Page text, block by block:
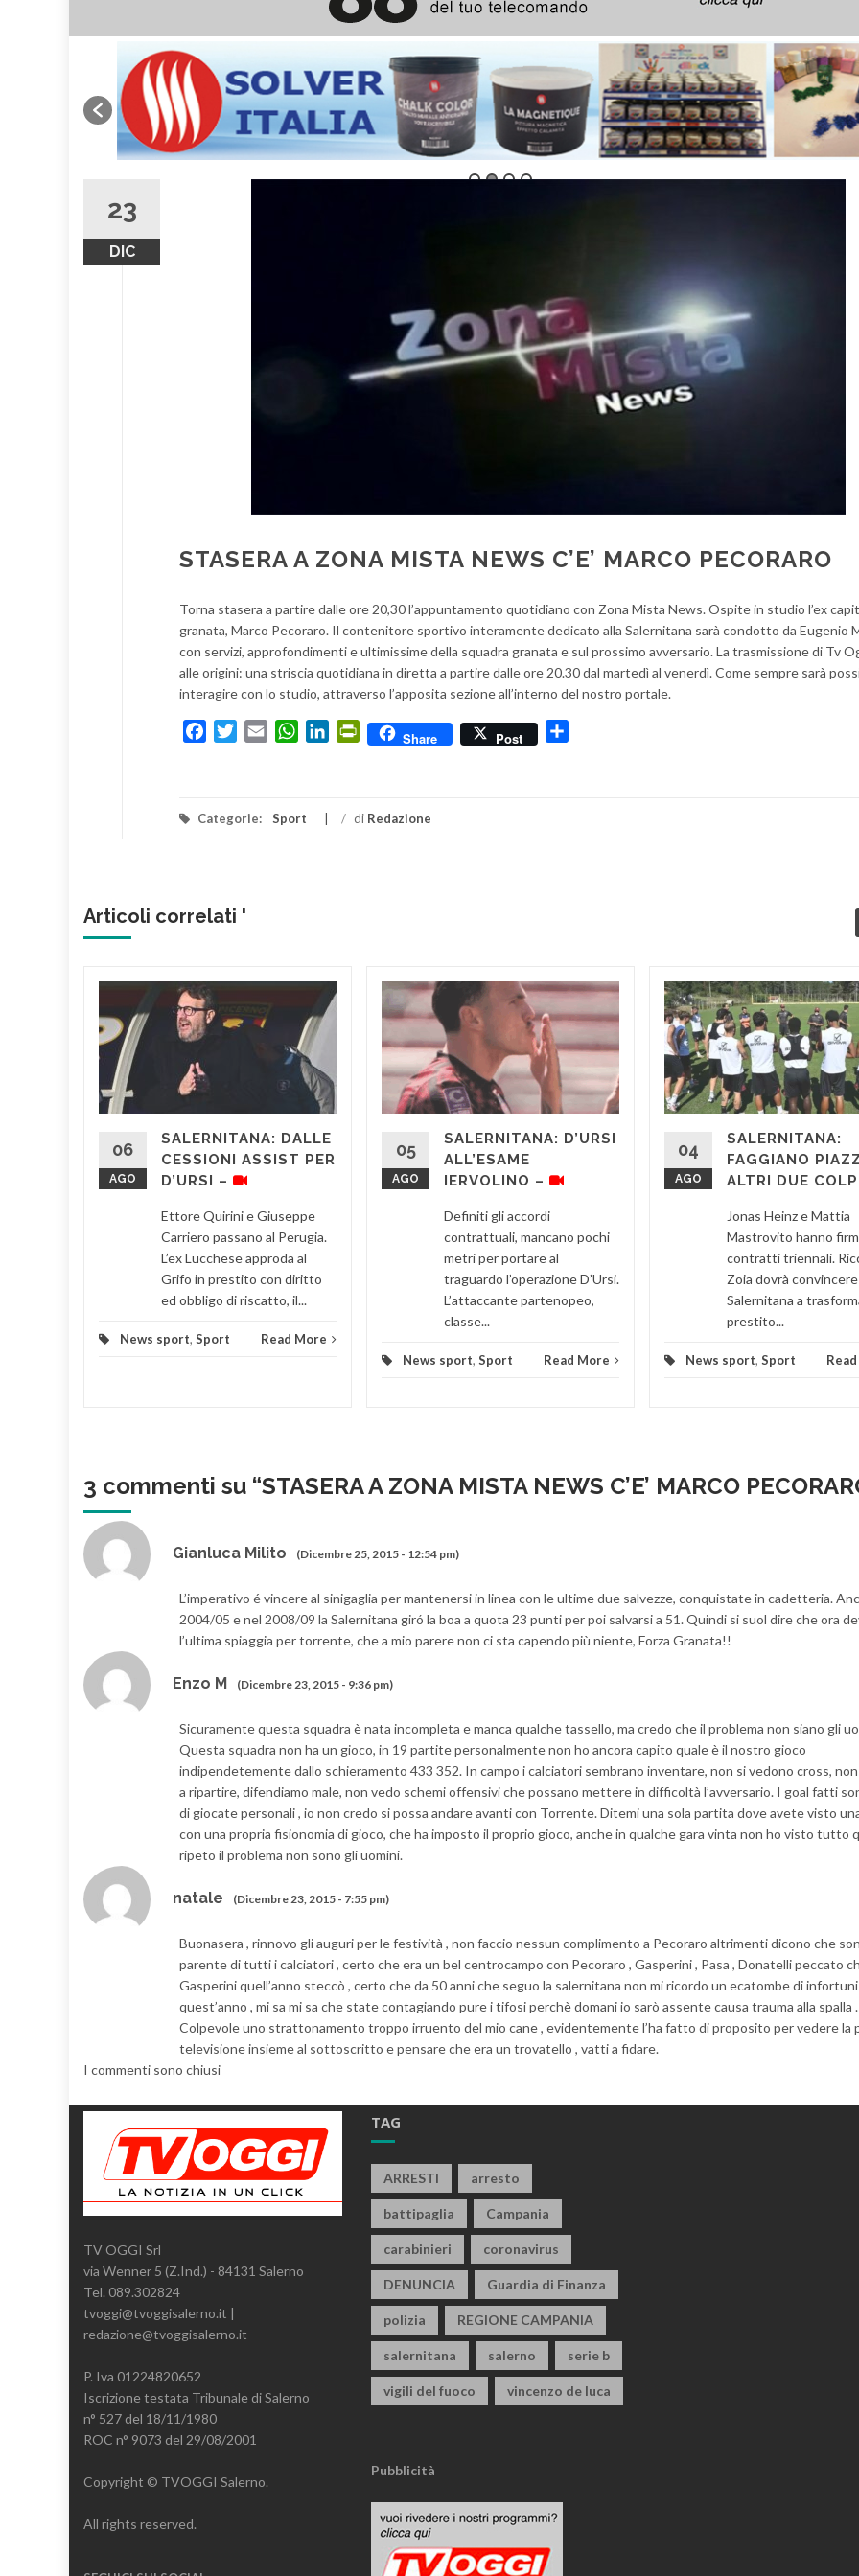
23
DIC
STASERA A ZONA MISTA NEWS C’E’ MARCO PECORARO
Torna stasera a partire dalle ore 20,30 l’appuntamento quotidiano con Zona Mista News. Ospite in studio l’ex
granata, Marco Pecoraro. Il contenitore sportivo interamente dedicato alla Salernitana sarà condotto da Eugenio
con servizi, approfondimenti e ultimissime della squadra granata e sul prossimo avversario. La trasmissione di Tv
alle origini: una striscia quotidiana in diretta a partire dalle ore 20.30 dal martedì al venerdì. Come sempre sarà
interagire con lo studio, attraverso l’apposita sezione all’interno del nostro portale.
FacebookTwitterEmail WhatsApp
LinkedInPrintFriendly
Share Post
Categorie: Sport / di Redazione
Articoli correlati '
06
AGO
SALERNITANA: DALLE
CESSIONI ASSIST PER
D’URSI –
Ettore Quirini e Giuseppe
Carriero passano al Perugia.
L’ex Lucchese approda al
Grifo in prestito con diritto
ed obbligo di riscatto, il...
News sport, Sport Read More
05
AGO
SALERNITANA: D’URSI
ALL’ESAME
IERVOLINO –
Definiti gli accordi
contrattuali, mancano pochi
metri per portare al
traguardo l’operazione D’Ursi.
L’attaccante partenopeo,
classe...
News sport, Sport Read More
04
AGO
SALERNITANA:
FAGGIANO
ALTRI DUE
Jonas Heinz e Mattia
Mastrovito hanno
contratti triennali.
Zoia dovrà convincere
Salernitana a
prestito...
News sport, Sport
3 commenti su “STASERA A ZONA MISTA NEWS C’E’ MARCO
Gianluca Milito (Dicembre 25, 2015 - 12:54 pm)
L’imperativo é vincere al sinigaglia per mantenersi in linea con le ultime due salvezze, conquistate in cadetteria.
2004/05 e nel 2008/09 la Salernitana giró la boa a quota 23 punti per poi salvarsi a 51. Quindi si suol dire che ora
l’ultima spiaggia per torrente, che a mio parere non ci sta capendo più niente, Forza Granata!!
Enzo M (Dicembre 23, 2015 - 9:36 pm)
Sicuramente questa squadra è nata incompleta e manca qualche tassello, ma credo che il problema non siano gli
Questa squadra non ha un gioco, in 19 partite personalmente non ho ancora capito quale è il nostro gioco
indipendetemente dallo schieramento 433 352. In campo i calciatori sembrano inventare, non si vedono cross,
a ripartire, difendiamo male, non vedo schemi offensivi che possano mettere in difficoltà l’avversario. I goal fatti
di giocate personali , io non credo si possa andare avanti con Torrente. Ditemi una sola partita dove avete visto
con una propria fisionomia di gioco, che ha imposto il proprio gioco, anche in qualche gara vinta non ho visto tutto
ripeto il problema non sono gli uomini.
natale (Dicembre 23, 2015 - 7:55 pm)
Buonasera , rinnovo gli auguri per le festività , non faccio nessun complimento a Pecoraro altrimenti dicono che
parente di tutti i calciatori , certo che era un bel centrocampo con Pecoraro , Gasperini , Pasa , Donatelli peccato
Gasperini quell’anno steccò , certo che da 50 anni che seguo la salernitana non mi ricordo un ecatombe di
quest’anno , mi sa mi sa che state contagiando pure i tifosi perchè domani io sarò assente causa trauma alla spalla .
Colpevole uno strattonamento troppo irruento del mio cane , evidentemente l’ha fatto di proposito per vedere la
televisione insieme al sottoscritto e pensare che era un trovatello , vatti a fidare.
I commenti sono chiusi
TV OGGI Srl
via Wenner 5 (Z.Ind.) - 84131 Salerno
Tel. 089.302824
tvoggi@tvoggisalerno.it |
redazione@tvoggisalerno.it
P. Iva 01224820652
Iscrizione testata Tribunale di Salerno
n° 527 del 18/11/1980
ROC n° 9073 del 29/08/2001
Copyright © TVOGGI Salerno.
All rights reserved.
TAG
ARRESTI arresto
battipaglia Campania
carabinieri coronavirus
DENUNCIA Guardia di Finanza
polizia REGIONE CAMPANIA
salernitana salerno serie b
vigili del fuoco vincenzo de luca
Pubblicità